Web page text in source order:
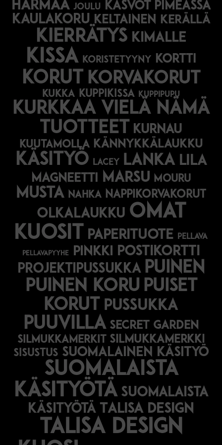
harmaa joulu Kasvot pimeässä
kaulakoru keltainen kerällä
kierrätys kimalle
kissa koristetyyny kortti
korut korvakorut
kukka kuppikissa kuppipupu
Kurkkaa vielä nämä
tuotteet
kurnau
kuutamolla kännykkälaukku
käsityö lacey lanka lila
magneetti marsu mouru
musta nahka nappikorvakorut
olkalaukku omat
kuosit
paperituote pellava
pellavapyyhe pinkki
postikortti
projektipussukka puinen
puinen koru puiset
korut pussukka
puuvilla secret garden
silmukkamerkit silmukkamerkki
sisustus suomalainen käsityö
suomalaista
käsityötä suomalaista
käsityötä Talisa Design
talisa design